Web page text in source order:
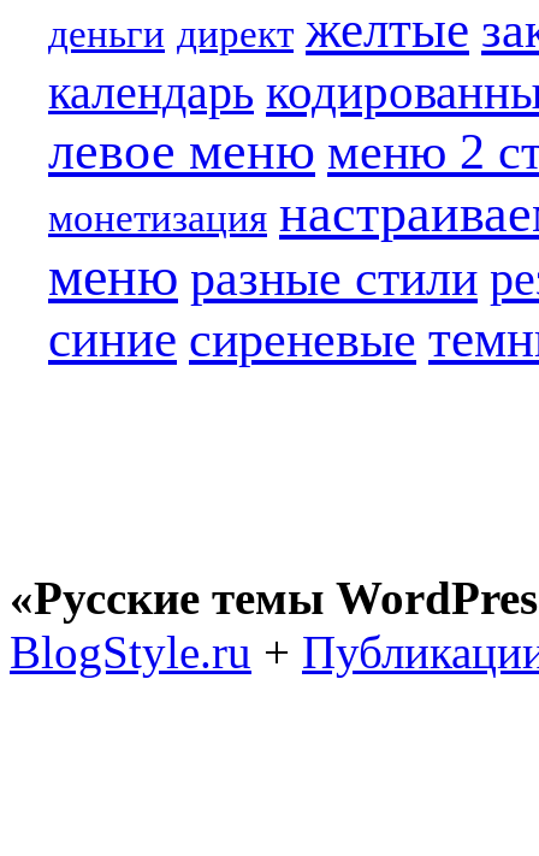
деньги директ желтые
календарь
левое меню меню 2
монетизация
меню разные стили
синие сиреневые
«Русские темы
BlogStyle.ru +